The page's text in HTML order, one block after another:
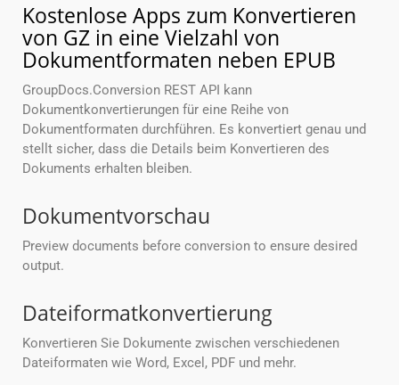
Kostenlose Apps zum Konvertieren
von GZ in eine Vielzahl von
Dokumentformaten neben EPUB
GroupDocs.Conversion REST API kann
Dokumentkonvertierungen für eine Reihe von
Dokumentformaten durchführen. Es konvertiert genau und
stellt sicher, dass die Details beim Konvertieren des
Dokuments erhalten bleiben.
Dokumentvorschau
Preview documents before conversion to ensure desired
output.
Dateiformatkonvertierung
Konvertieren Sie Dokumente zwischen verschiedenen
Dateiformaten wie Word, Excel, PDF und mehr.